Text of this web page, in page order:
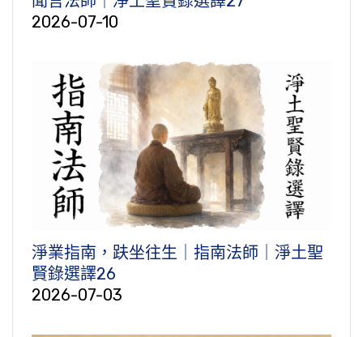
2026-07-10
淨業指南，趺坐往生｜指南法師｜淨土聖
賢錄選譯26
2026-07-03